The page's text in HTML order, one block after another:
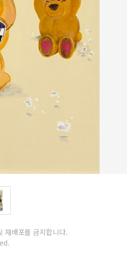
재배포를 금지합니다.